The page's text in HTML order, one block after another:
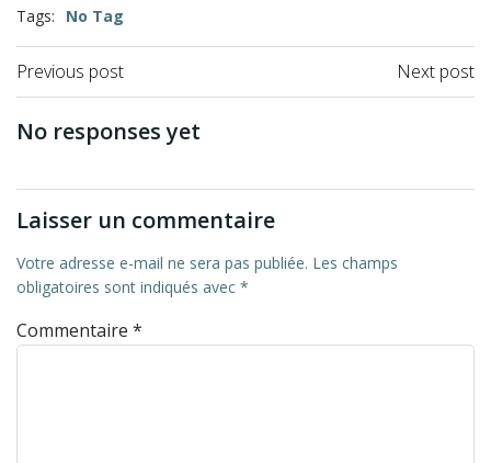
Tags:
No Tag
Previous post Next post
No responses yet
Laisser un commentaire
Votre adresse e-mail ne sera pas publiée. Les champs
obligatoires sont indiqués avec *
Commentaire *